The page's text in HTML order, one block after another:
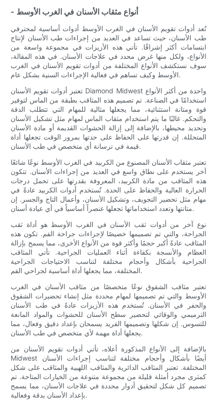
- أنواع مثقاب الأسنان في الغرب الأوسط
تُعد أدوات تقويم الأسنان في الغرب الأوسط أدوات أساسية لمحترفي
طب الأسنان، حيث تساعد في العديد من إجراءات طب الأسنان لإنتاج
ابتسامات أكثر إشراقًا. تأتي هذه الأزيزات في مجموعة واسعة من
الأنواع، ولكل منها غرض محدد في علاجات الأسنان. في هذه المقالة،
سوف نستكشف الأنواع المختلفة من أدوات تقويم الأسنان في الغرب
الأوسط وكيف تساهم في فعالية الإجراءات السنية بشكل عام.
تعتبر أدوات تقويم الأسنان Diamond Midwest واحدة من أكثر الأنواع
استخدامًا في الصناعة. تم تصميم هذه المثاقب بطبقة من الماس لتوفير
قوة ومتانة استثنائية، مما يجعلها مثالية للمهام التي تتطلب الدقة
والتحكم. غالبًا ما يتم استخدام مثقاب الماس لمهام مثل تشكيل الأسنان
وتحديد محيطها، بالإضافة إلى إزالة الحشوات القديمة أو مادة الأسنان
المتحللة. إن قدرتها على الحفاظ على حدتها بمرور الوقت تجعلها أداة
قيمة في ترسانة أي متخصص في طب الأسنان.
تعتبر مثقاب الأسنان المصنوع من الكربيد في الغرب الأوسط نوعًا شائعًا
آخر يستخدم على نطاق واسع في العديد من إجراءات الأسنان. تتكون
هذه المثاقب من مادة الكربيد، المعروفة بقدرتها على تحمل درجات
الحرارة العالية والحفاظ على الحدة. تُستخدم أدوات الكربيد عادةً في
مهام مثل تحضير التجويف، وتشكيل الأسنان، وأعمال التاج والجسر. إن
متانتها وتعدد استخداماتها تجعلها عنصراً أساسياً في أي عيادة أسنان.
نوع آخر من أدوات ثقب الأسنان في الغرب الأوسط هو أداة ثقب
الجراحة، والتي تم تصميمها خصيصًا لإجراءات جراحة الفم. تكون هذه
المثاقب عادةً أكبر حجمًا وأكثر قوة من الأنواع الأخرى، مما يسمح بإزالة
العظام والأنسجة بكفاءة أثناء العمليات الجراحية. تأتي المثاقب
الجراحية بأشكال وأحجام مختلفة لتناسب الاحتياجات الجراحية
المختلفة، مما يجعلها أداة أساسية لجراحي الفم.
تعتبر مثاقب الشقوق نوعًا متخصصًا من مثاقب الأسنان في الغرب
الأوسط والتي تم تصميمها لمهام محددة مثل إنشاء تحضيرات الشقوق
والحفر في الأسنان. تُستخدم هذه الأزيزات عادةً في طب الأسنان
الترميمي والوقائي لتحضير سطح الأسنان للحشوات والمواد المانعة
للتسوس. إن شكلها وتصميمها الفريد يسمحان بإعداد دقيق وفعال، مما
يجعلها أداة مهمة لأي متخصص في طب الأسنان.
بالإضافة إلى الأنواع المذكورة أعلاه، تأتي أدوات تقويم الأسنان من
Midwest أيضًا بأشكال وأحجام مختلفة لتناسب إجراءات الأسنان
المختلفة. تعتبر المثاقب الدائرية والمثاقب اللهبية والمثاقب على شكل
كمثرى مجرد أمثلة قليلة من مجموعة متنوعة من الخيارات المتاحة. تم
تصميم كل شكل لتحقيق أدوار محددة في علاجات الأسنان، مما يسمح
بإعداد الأسنان بدقة وفعالية.